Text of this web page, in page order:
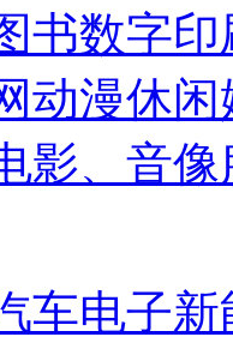
书数字印
动漫休闲
影、音像
车电子新